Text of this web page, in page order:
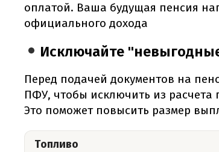
оплатой. Ваша будущая пенсия
официального дохода
Исключайте
Перед подачей документов на
ПФУ, чтобы исключить из расчета
Это поможет повысить размер
Топливо